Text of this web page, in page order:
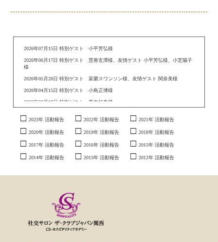
2026年07月15日 特別ゲスト 小平芳弘様
2026年06月17日 特別ゲスト 慧善玄潭様、友情ゲスト 小平芳弘様、小芝陽子
様
2026年05月20日 特別ゲスト 富榮スワンソン様、友情ゲスト 関奈美様
2026年04月15日 特別ゲスト 小島正博様
2026年03月18日 特別ゲスト 菅生好身様
四郎様、奥眞理子様、平野郷三角様、野村真希様、ジョン・道阪様
2025年11月19日 特別ゲスト 桜花昇ぼる様
2025年07月16日 特別ゲスト 一般社団法人 関西ウクライナ友好協会様
2025年06月18日 特別ゲスト 森日和様、友情ゲスト 山本恭裕様
2025年05月21日 特別ゲスト 黒田クロ様、友情ゲスト 恍多様
2023年 活動報告 2022年 活動報告 2021年 活動報告
2020年 活動報告 2019年 活動報告 2018年 活動報告
2017年 活動報告 2016年 活動報告 2015年 活動報告
2014年 活動報告 2013年 活動報告 2012年 活動報告